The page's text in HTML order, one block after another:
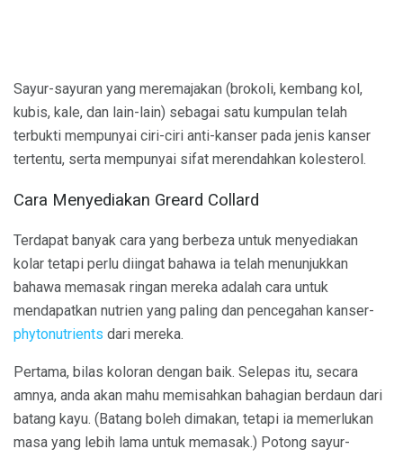
Sayur-sayuran yang meremajakan (brokoli, kembang kol,
kubis, kale, dan lain-lain) sebagai satu kumpulan telah
terbukti mempunyai ciri-ciri anti-kanser pada jenis kanser
tertentu, serta mempunyai sifat merendahkan kolesterol.
Cara Menyediakan Greard Collard
Terdapat banyak cara yang berbeza untuk menyediakan
kolar tetapi perlu diingat bahawa ia telah menunjukkan
bahawa memasak ringan mereka adalah cara untuk
mendapatkan nutrien yang paling dan pencegahan kanser-
phytonutrients dari mereka.
Pertama, bilas koloran dengan baik. Selepas itu, secara
amnya, anda akan mahu memisahkan bahagian berdaun dari
batang kayu. (Batang boleh dimakan, tetapi ia memerlukan
masa yang lebih lama untuk memasak.) Potong sayur-